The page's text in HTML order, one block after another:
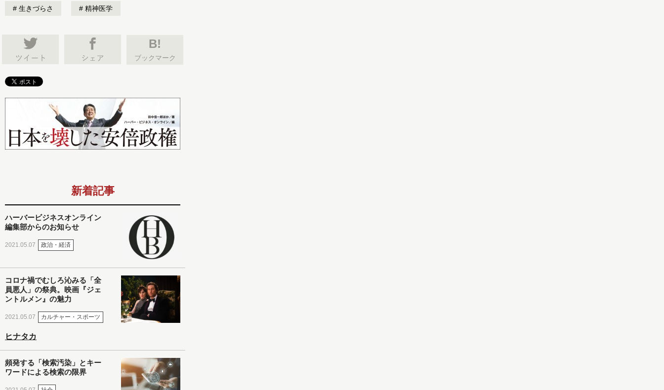
生きづらさ 精神医学
B!
ブックマーク
新着記事
ハーバービジネスオンライン
編集部からのお知らせ
2021.05.07 政治・経済
コロナ禍でむしろ沁みる「全
員悪人」の祭典。映画『ジェ
ントルメン』の魅力
2021.05.07 カルチャー・スポーツ
ヒナタカ
頻発する「検索汚染」とキー
ワードによる検索の限界